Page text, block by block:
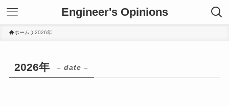
Engineer's Opinions
ホーム 2026年
2026年 – date –